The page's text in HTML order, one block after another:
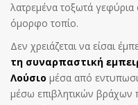
λατρεμένα τοξωτά
όμορφο τοπίο.
Δεν χρειάζεται να είσαι
τη συναρπαστική
Λούσιο μέσα από
μέσω επιβλητικών βράχων